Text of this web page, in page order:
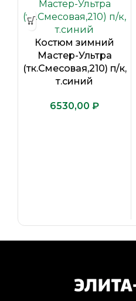
Костюм зимний
Мастер-Ультра
(тк.Смесовая,210) п/к,
т.синий
₽